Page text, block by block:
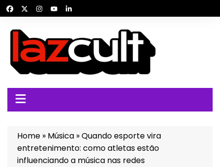
para
conteúdo
Home » Música »Quando esporte vira
entretenimento: como atletas estão
influenciando a música nas redes